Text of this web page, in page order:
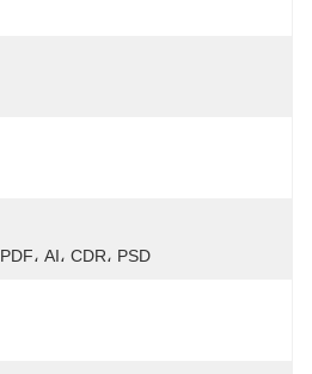
PDF، AI، CDR، PSD بدقة 300 نقطة في البوصة